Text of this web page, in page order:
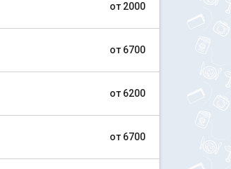
от 2000
от 6700
от 6200
от 6700